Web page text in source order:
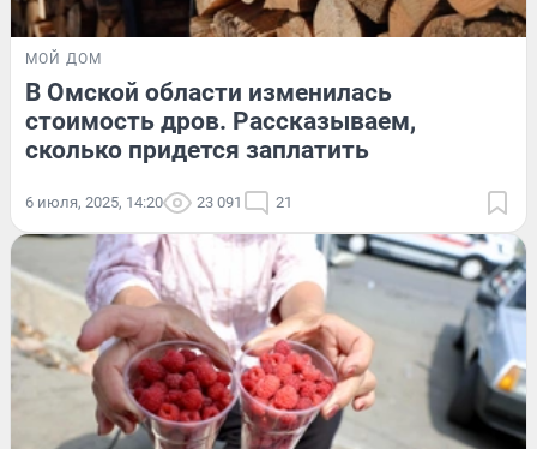
МОЙ ДОМ
В Омской области изменилась
стоимость дров. Рассказываем,
сколько придется заплатить
6 июля, 2025, 14:20 23 091 21